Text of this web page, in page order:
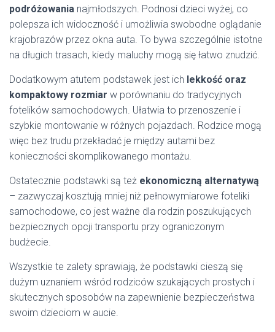
podróżowania najmłodszych. Podnosi dzieci wyżej, co
polepsza ich widoczność i umożliwia swobodne oglądanie
krajobrazów przez okna auta. To bywa szczególnie istotne
na długich trasach, kiedy maluchy mogą się łatwo znudzić.
Dodatkowym atutem podstawek jest ich lekkość oraz
kompaktowy rozmiar w porównaniu do tradycyjnych
fotelików samochodowych. Ułatwia to przenoszenie i
szybkie montowanie w różnych pojazdach. Rodzice mogą
więc bez trudu przekładać je między autami bez
konieczności skomplikowanego montażu.
Ostatecznie podstawki są też ekonomiczną alternatywą
– zazwyczaj kosztują mniej niż pełnowymiarowe foteliki
samochodowe, co jest ważne dla rodzin poszukujących
bezpiecznych opcji transportu przy ograniczonym
budżecie.
Wszystkie te zalety sprawiają, że podstawki cieszą się
dużym uznaniem wśród rodziców szukających prostych i
skutecznych sposobów na zapewnienie bezpieczeństwa
swoim dzieciom w aucie.